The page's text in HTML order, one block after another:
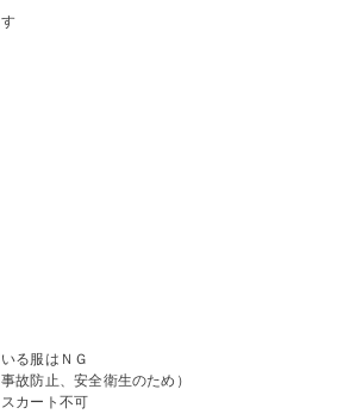
る服はＮＧ
故防止、安全衛生のため）
カート不可